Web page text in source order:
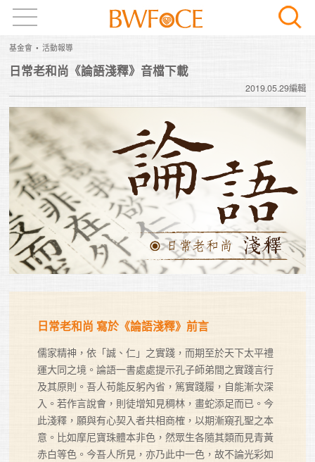
基金會 活動報導
日常老和尚《論語淺釋》音檔下載
2019.05.29編輯
日常老和尚 寫於《論語淺釋》前言
儒家精神，依「誠、仁」之實踐，而期至於天下太平禮
運大同之境。論語一書處處提示孔子師弟間之實踐言行
及其原則。吾人苟能反躬內省，篤實踐履，自能漸次深
入。若作言說會，則徒增知見稠林，畫蛇添足而已。今
此淺釋，願與有心契入者共相商榷，以期漸窺孔聖之本
意。比如摩尼寶珠體本非色，然眾生各隨其類而見青黃
赤白等色。今吾人所見，亦乃此中一色，故不論光彩如